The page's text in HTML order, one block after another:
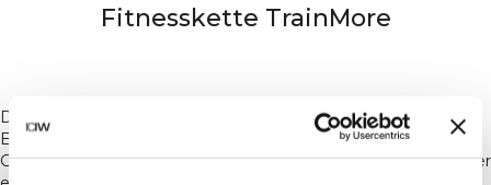
Fitnesskette TrainMore
Die schwedische Sportswear-Marke ICIW wächst weiter in
Europa – und dieses Mal gehen wir gemeinsam mit der Urban
Gym Group in den Niederlanden den nächsten Schritt. Als neuer